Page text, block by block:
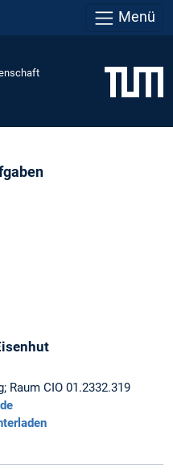
Menü
Raum CIO 01.2332.319